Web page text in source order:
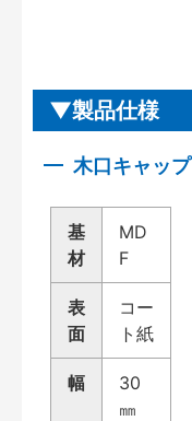
製品仕様
木口キャップ
基
材
MD
F
表
面
コー
ト紙
幅
30
㎜